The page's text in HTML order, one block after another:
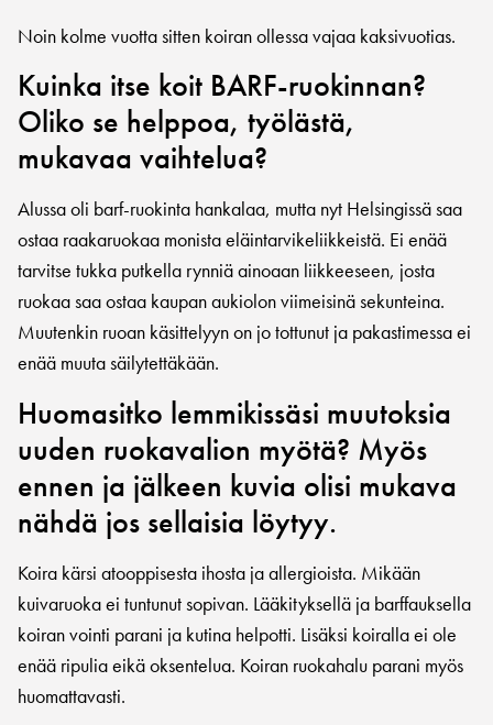
Noin kolme vuotta sitten koiran ollessa vajaa kaksivuotias.
Kuinka itse koit BARF-ruokinnan?
Oliko se helppoa, työlästä,
mukavaa vaihtelua?
Alussa oli barf-ruokinta hankalaa, mutta nyt Helsingissä saa
ostaa raakaruokaa monista eläintarvikeliikkeistä. Ei enää
tarvitse tukka putkella rynniä ainoaan liikkeeseen, josta
ruokaa saa ostaa kaupan aukiolon viimeisinä sekunteina.
Muutenkin ruoan käsittelyyn on jo tottunut ja pakastimessa ei
enää muuta säilytettäkään.
Huomasitko lemmikissäsi muutoksia
uuden ruokavalion myötä? Myös
ennen ja jälkeen kuvia olisi mukava
nähdä jos sellaisia löytyy.
Koira kärsi atooppisesta ihosta ja allergioista. Mikään
kuivaruoka ei tuntunut sopivan. Lääkityksellä ja barffauksella
koiran vointi parani ja kutina helpotti. Lisäksi koiralla ei ole
enää ripulia eikä oksentelua. Koiran ruokahalu parani myös
huomattavasti.